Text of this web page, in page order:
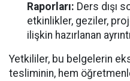
Raporları: Ders dışı
etkinlikler, geziler,
ilişkin hazırlanan
Yetkililer, bu belgelerin
tesliminin, hem